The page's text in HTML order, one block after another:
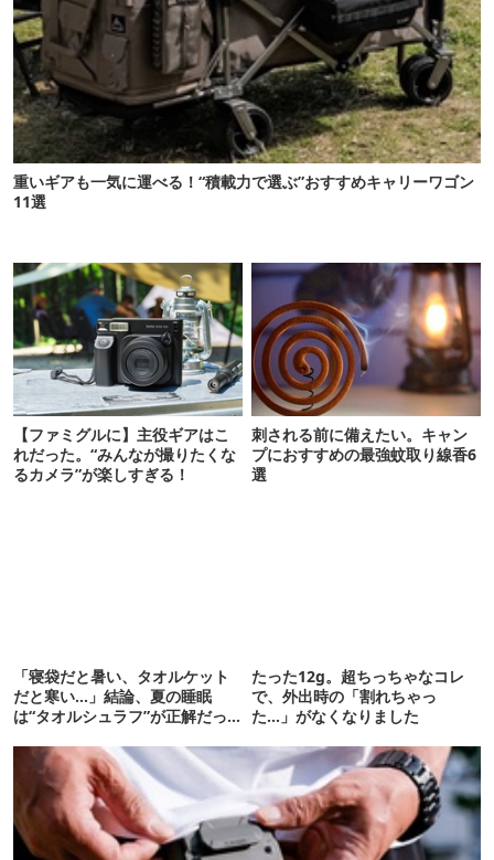
重いギアも一気に運べる！“積載力で選ぶ”おすすめキャリーワゴン
11選
【ファミグルに】主役ギアはこ
れだった。“みんなが撮りたくな
るカメラ”が楽しすぎる！
刺される前に備えたい。キャン
プにおすすめの最強蚊取り線香6
選
「寝袋だと暑い、タオルケット
だと寒い…」結論、夏の睡眠
は“タオルシュラフ”が正解だっ
たった12g。超ちっちゃなコレ
で、外出時の「割れちゃっ
た…」がなくなりました